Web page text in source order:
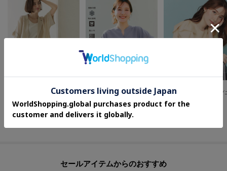
メッシュテーラードジャケット【洗濯機OK】
6,930
%OFF
¥3,979 ¥3,630
セールアイテムからのおすすめ